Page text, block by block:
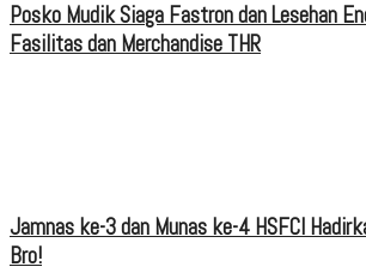
Posko Mudik Siaga Fastron dan Lesehan
Fasilitas dan Merchandise THR
Jamnas ke-3 dan Munas ke-4 HSFCI
Bro!